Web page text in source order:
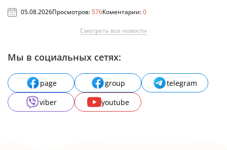
05.08.2026Просмотров:576Коментарии:0
Смотреть все новости
Мы в социальных сетях:
page group
telegram
viber
youtube